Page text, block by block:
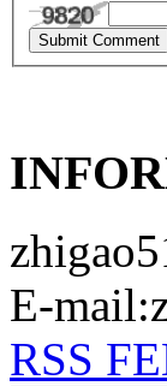
E-
RSS